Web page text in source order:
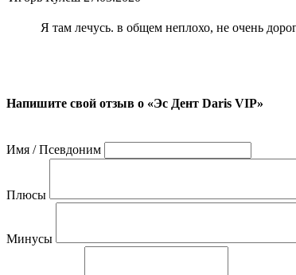
Я там лечусь. в общем неплохо, не очень
Напишите свой отзыв о «Эс Дент Daris VIP»
Имя / Псевдоним
Плюсы
Минусы